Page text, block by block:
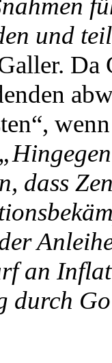
und
Da
dass
an
durch